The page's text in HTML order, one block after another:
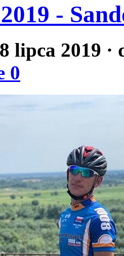
-
lipca 2019 ·
0